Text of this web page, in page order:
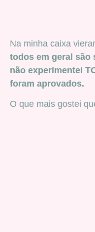
Na minha caixa
todos em geral são
não experimentei
foram aprovados.
O que mais gostei